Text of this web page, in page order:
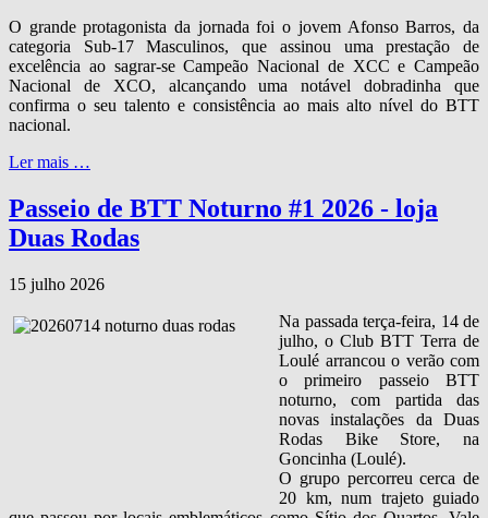
O grande protagonista da jornada foi o jovem Afonso Barros, da
categoria Sub‑17 Masculinos, que assinou uma prestação de
excelência ao sagrar‑se Campeão Nacional de XCC e Campeão
Nacional de XCO, alcançando uma notável dobradinha que
confirma o seu talento e consistência ao mais alto nível do BTT
nacional.
Ler mais …
Passeio de BTT Noturno #1 2026 - loja
Duas Rodas
15 julho 2026
Na passada terça‑feira, 14 de
julho, o Club BTT Terra de
Loulé arrancou o verão com
o primeiro passeio BTT
noturno, com partida das
novas instalações da Duas
Rodas Bike Store, na
Goncinha (Loulé).
O grupo percorreu cerca de
20 km, num trajeto guiado